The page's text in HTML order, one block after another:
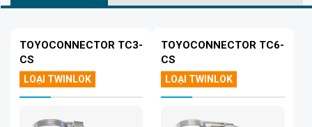
TOYOCONNECTOR TC3-
CS
LOẠI TWINLOK
TOYOCONNECTOR TC6-
CS
LOẠI TWINLOK